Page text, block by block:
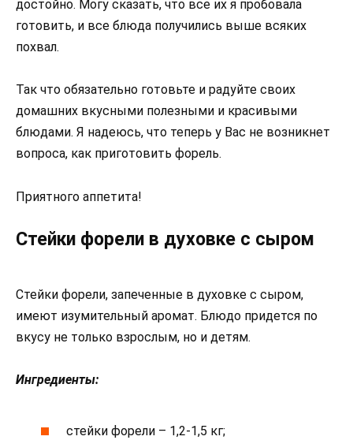
достойно. Могу сказать, что все их я пробовала
готовить, и все блюда получились выше всяких
похвал.
Так что обязательно готовьте и радуйте своих
домашних вкусными полезными и красивыми
блюдами. Я надеюсь, что теперь у Вас не возникнет
вопроса, как приготовить форель.
Приятного аппетита!
Стейки форели в духовке с сыром
Стейки форели, запеченные в духовке с сыром,
имеют изумительный аромат. Блюдо придется по
вкусу не только взрослым, но и детям.
Ингредиенты:
стейки форели – 1,2-1,5 кг;